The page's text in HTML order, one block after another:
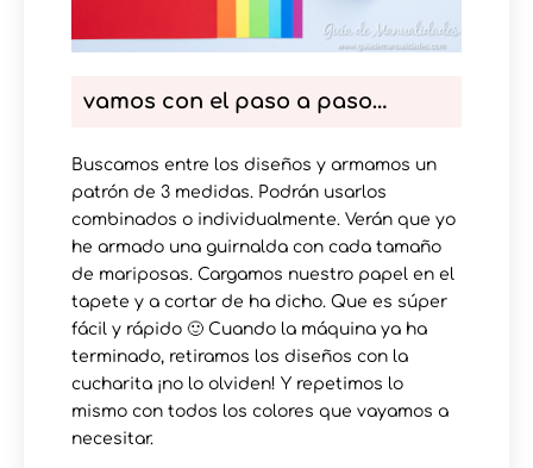
vamos con el paso a paso…
Buscamos entre los diseños y armamos un
patrón de 3 medidas. Podrán usarlos
combinados o individualmente. Verán que yo
he armado una guirnalda con cada tamaño
de mariposas. Cargamos nuestro papel en el
tapete y a cortar de ha dicho. Que es súper
fácil y rápido 🙂 Cuando la máquina ya ha
terminado, retiramos los diseños con la
cucharita ¡no lo olviden! Y repetimos lo
mismo con todos los colores que vayamos a
necesitar.